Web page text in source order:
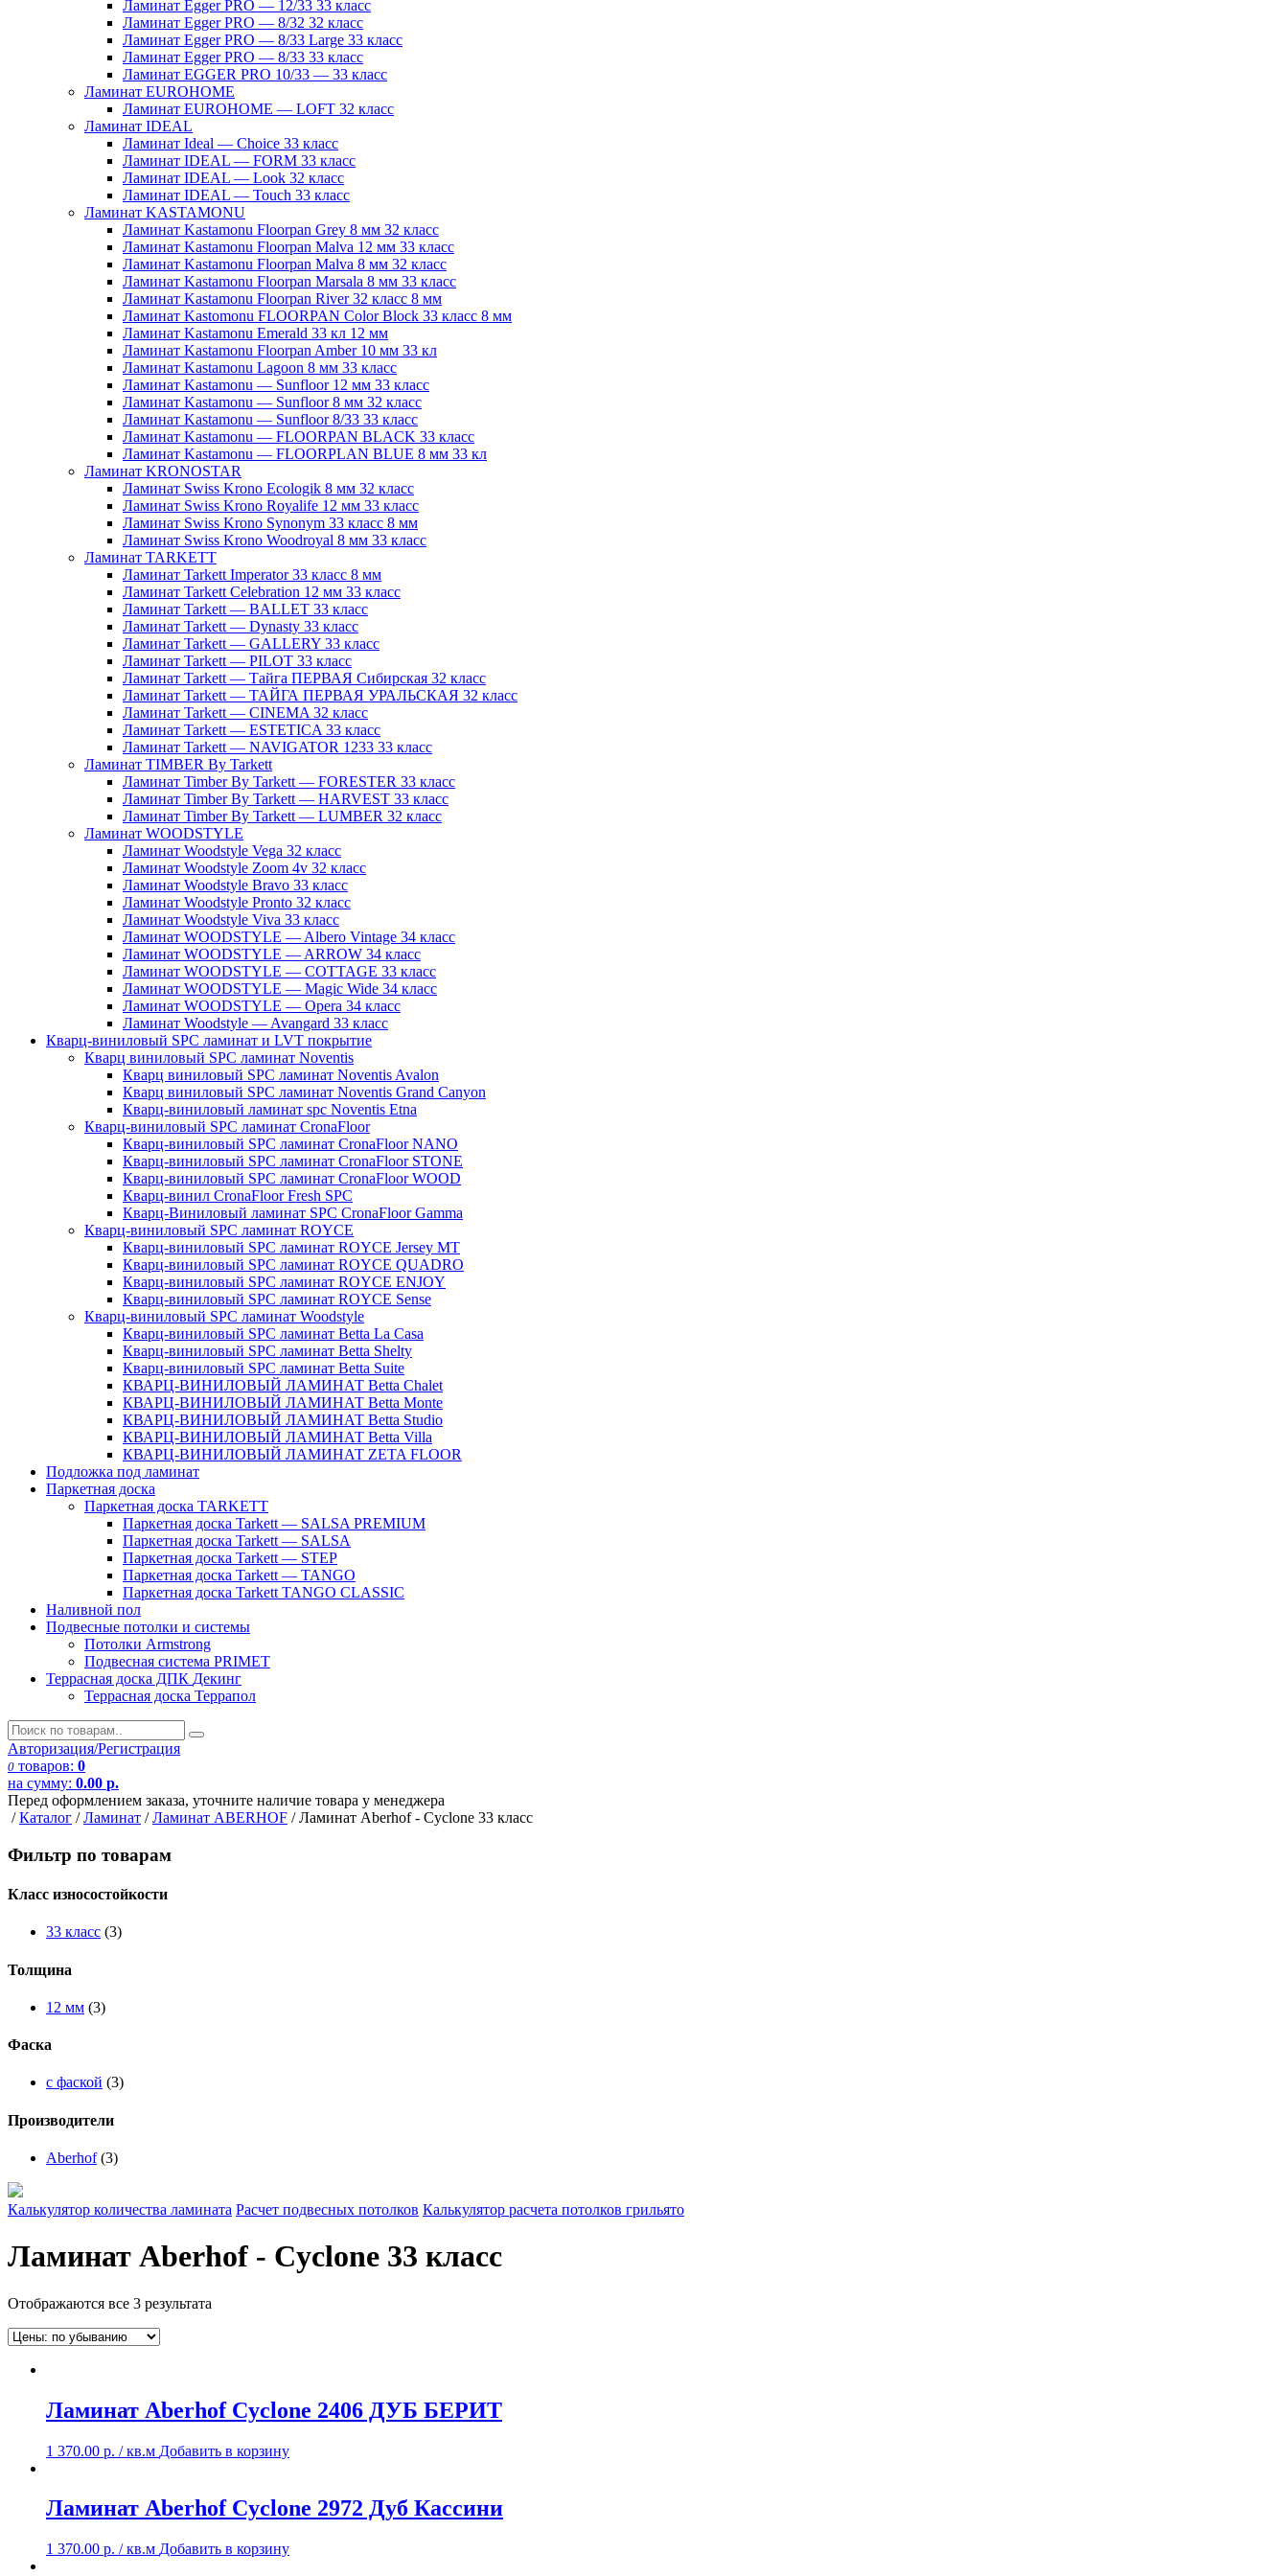
Ламинат Egger PRO — 12/33 33 класс
Ламинат Egger PRO — 8/32 32 класс
Ламинат Egger PRO — 8/33 Large 33 класс
Ламинат Egger PRO — 8/33 33 класс
Ламинат EGGER PRO 10/33 — 33 класс
Ламинат EUROHOME
Ламинат EUROHOME — LOFT 32 класс
Ламинат IDEAL
Ламинат Ideal — Choice 33 класс
Ламинат IDEAL — FORM 33 класс
Ламинат IDEAL — Look 32 класс
Ламинат IDEAL — Touch 33 класс
Ламинат KASTAMONU
Ламинат Kastamonu Floorpan Grey 8 мм 32 класс
Ламинат Kastamonu Floorpan Malva 12 мм 33 класс
Ламинат Kastamonu Floorpan Malva 8 мм 32 класс
Ламинат Kastamonu Floorpan Marsala 8 мм 33 класс
Ламинат Kastamonu Floorpan River 32 класс 8 мм
Ламинат Kastomonu FLOORPAN Color Block 33 класс 8 мм
Ламинат Kastamonu Emerald 33 кл 12 мм
Ламинат Kastamonu Floorpan Amber 10 мм 33 кл
Ламинат Kastamonu Lagoon 8 мм 33 класс
Ламинат Kastamonu — Sunfloor 12 мм 33 класс
Ламинат Kastamonu — Sunfloor 8 мм 32 класс
Ламинат Kastamonu — Sunfloor 8/33 33 класс
Ламинат Kastamonu — FLOORPAN BLACK 33 класс
Ламинат Kastamonu — FLOORPLAN BLUE 8 мм 33 кл
Ламинат KRONOSTAR
Ламинат Swiss Krono Ecologik 8 мм 32 класс
Ламинат Swiss Krono Royalife 12 мм 33 класс
Ламинат Swiss Krono Synonym 33 класс 8 мм
Ламинат Swiss Krono Woodroyal 8 мм 33 класс
Ламинат TARKETT
Ламинат Tarkett Imperator 33 класс 8 мм
Ламинат Tarkett Celebration 12 мм 33 класс
Ламинат Tarkett — BALLET 33 класс
Ламинат Tarkett — Dynasty 33 класс
Ламинат Tarkett — GALLERY 33 класс
Ламинат Tarkett — PILOT 33 класс
Ламинат Tarkett — Тайга ПЕРВАЯ Сибирская 32 класс
Ламинат Tarkett — ТАЙГА ПЕРВАЯ УРАЛЬСКАЯ 32 класс
Ламинат Tarkett — CINEMA 32 класс
Ламинат Tarkett — ESTETICA 33 класс
Ламинат Tarkett — NAVIGATOR 1233 33 класс
Ламинат TIMBER By Tarkett
Ламинат Timber By Tarkett — FORESTER 33 класс
Ламинат Timber By Tarkett — HARVEST 33 класс
Ламинат Timber By Tarkett — LUMBER 32 класс
Ламинат WOODSTYLE
Ламинат Woodstyle Vega 32 класс
Ламинат Woodstyle Zoom 4v 32 класс
Ламинат Woodstyle Bravo 33 класс
Ламинат Woodstyle Pronto 32 класс
Ламинат Woodstyle Viva 33 класс
Ламинат WOODSTYLE — Albero Vintage 34 класс
Ламинат WOODSTYLE — ARROW 34 класс
Ламинат WOODSTYLE — COTTAGE 33 класс
Ламинат WOODSTYLE — Magic Wide 34 класс
Ламинат WOODSTYLE — Opera 34 класс
Ламинат Woodstyle — Avangard 33 класс
Кварц-виниловый SPC ламинат и LVT покрытие
Кварц виниловый SPC ламинат Noventis
Кварц виниловый SPC ламинат Noventis Avalon
Кварц виниловый SPC ламинат Noventis Grand Canyon
Кварц-виниловый ламинат spc Noventis Etna
Кварц-виниловый SPC ламинат CronaFloor
Кварц-виниловый SPC ламинат CronaFloor NANO
Кварц-виниловый SPC ламинат CronaFloor STONE
Кварц-виниловый SPC ламинат CronaFloor WOOD
Кварц-винил CronaFloor Fresh SPC
Кварц-Виниловый ламинат SPC CronaFloor Gamma
Кварц-виниловый SPC ламинат ROYCE
Кварц-виниловый SPC ламинат ROYCE Jersey MT
Кварц-виниловый SPC ламинат ROYCE QUADRO
Кварц-виниловый SPC ламинат ROYCE ENJOY
Кварц-виниловый SPC ламинат ROYCE Sense
Кварц-виниловый SPC ламинат Woodstyle
Кварц-виниловый SPC ламинат Betta La Casa
Кварц-виниловый SPC ламинат Betta Shelty
Кварц-виниловый SPC ламинат Betta Suite
КВАРЦ-ВИНИЛОВЫЙ ЛАМИНАТ Betta Chalet
КВАРЦ-ВИНИЛОВЫЙ ЛАМИНАТ Betta Monte
КВАРЦ-ВИНИЛОВЫЙ ЛАМИНАТ Betta Studio
КВАРЦ-ВИНИЛОВЫЙ ЛАМИНАТ Betta Villa
КВАРЦ-ВИНИЛОВЫЙ ЛАМИНАТ ZETA FLOOR
Подложка под ламинат
Паркетная доска
Паркетная доска TARKETT
Паркетная доска Tarkett — SALSA PREMIUM
Паркетная доска Tarkett — SALSA
Паркетная доска Tarkett — STEP
Паркетная доска Tarkett — TANGO
Паркетная доска Tarkett TANGO CLASSIC
Наливной пол
Подвесные потолки и системы
Потолки Armstrong
Подвесная система PRIMET
Террасная доска ДПК Декинг
Террасная доска Террапол
Авторизация/Регистрация
0 товаров: 0
на сумму: 0.00 р.
Перед оформлением заказа, уточните наличие товара у менеджера
/Каталог /Ламинат /Ламинат ABERHOF /Ламинат Aberhof - Cyclone 33 класс
Фильтр по товарам
Класс износостойкости
33 класс (3)
Толщина
12 мм (3)
Фаска
с фаской (3)
Производители
Aberhof (3)
Калькулятор количества ламината Расчет подвесных потолков Калькулятор расчета потолков грильято
Ламинат Aberhof - Cyclone 33 класс
Отображаются все 3 результата
Ламинат Aberhof Cyclone 2406 ДУБ БЕРИТ
1 370.00 р. / кв.м Добавить в корзину
Ламинат Aberhof Cyclone 2972 Дуб Кассини
1 370.00 р. / кв.м Добавить в корзину